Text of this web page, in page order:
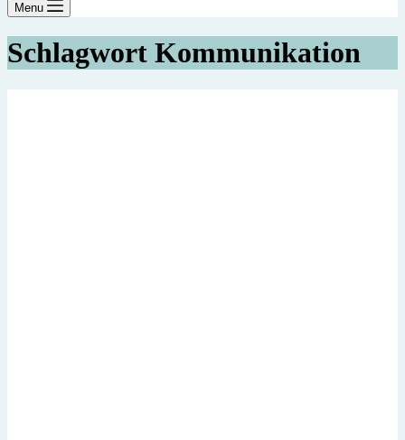
Menu
Schlagwort Kommunikation